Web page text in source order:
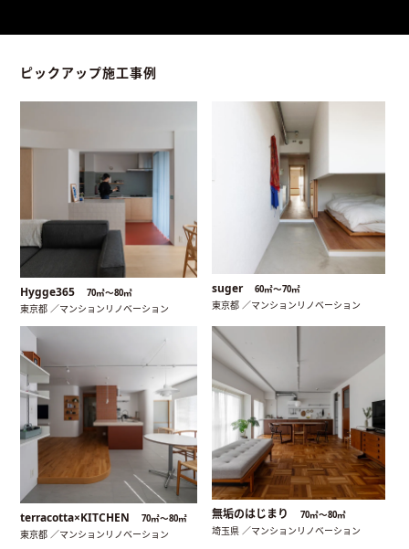
ピックアップ施工事例
Hygge365 70㎡〜80㎡
東京都 ／マンションリノベーション
suger 60㎡〜70㎡
東京都 ／マンションリノベーション
terracotta×KITCHEN 70㎡〜80㎡
東京都 ／マンションリノベーション
無垢のはじまり 70㎡〜80㎡
埼玉県 ／マンションリノベーション